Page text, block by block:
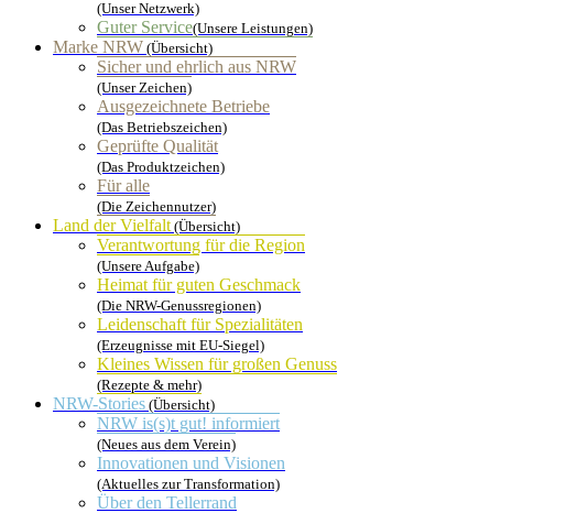
(Unser Netzwerk)
Guter Service(Unsere Leistungen)
Marke NRW (Übersicht)
Sicher und ehrlich aus NRW
(Unser Zeichen)
Ausgezeichnete Betriebe
(Das Betriebszeichen)
Geprüfte Qualität
(Das Produktzeichen)
Für alle
(Die Zeichennutzer)
Land der Vielfalt(Übersicht)
Verantwortung für die Region
(Unsere Aufgabe)
Heimat für guten Geschmack
(Die NRW-Genussregionen)
Leidenschaft für Spezialitäten
(Erzeugnisse mit EU-Siegel)
Kleines Wissen für großen Genuss
(Rezepte & mehr)
NRW-Stories (Übersicht)
NRW is(s)t gut! informiert
(Neues aus dem Verein)
Innovationen und Visionen
(Aktuelles zur Transformation)
Über den Tellerrand